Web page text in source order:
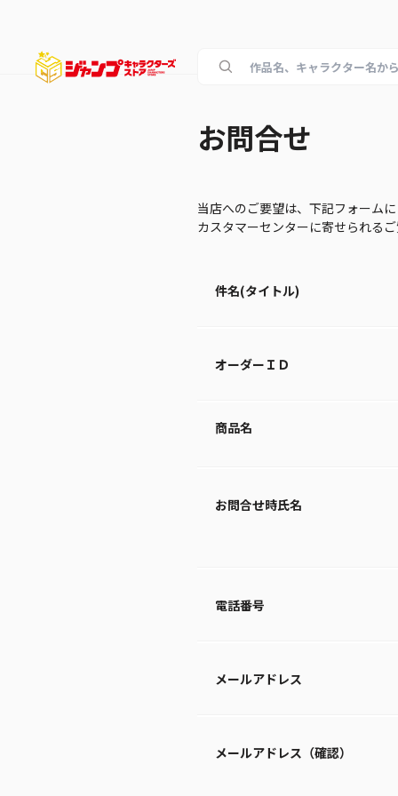
お問合せ
当店へのご要望は、下記フォーム
カスタマーセンターに寄せられる
件名(タイトル)
オーダーＩＤ
商品名
お問合せ時氏名
電話番号
メールアドレス
メールアドレス（確認）